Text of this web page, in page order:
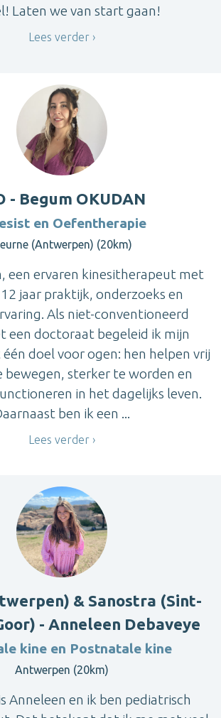
Laten we van start gaan!
Lees verder
- Begum OKUDAN
en Oefentherapie
(Antwerpen) (20km)
een ervaren kinesitherapeut met
jaar praktijk, onderzoeks en
Als niet-conventioneerd
een doctoraat begeleid ik mijn
doel voor ogen: hen helpen vrij
bewegen, sterker te worden en
in het dagelijks leven.
ben ik een ...
Lees verder
& Sanostra (Sint-
- Anneleen Debaveye
kine en Postnatale kine
Antwerpen (20km)
Anneleen en ik ben pediatrisch